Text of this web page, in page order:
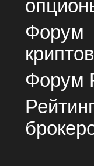
Форум
Форум